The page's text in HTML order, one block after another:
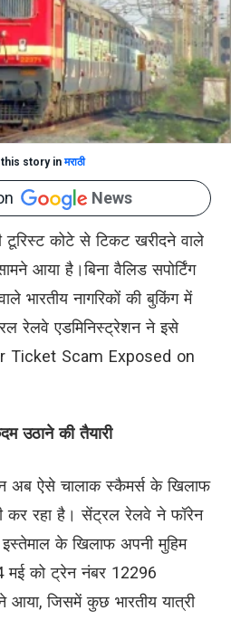
this story inमराठी
News
कोटे से टिकट खरीदने वाले
आया है।बिना वैलिड सपोर्टिंग
भारतीय नागरिकों की बुकिंग में
रेलवे एडमिनिस्ट्रेशन ने इसे
Ticket Scam Exposed on
उठाने की तैयारी
अब ऐसे चालाक स्कैमर्स के खिलाफ
कर रहा है। सेंट्रल रेलवे ने फॉरेन
के खिलाफ अपनी मुहिम
मई को ट्रेन नंबर 12296
आया, जिसमें कुछ भारतीय यात्री